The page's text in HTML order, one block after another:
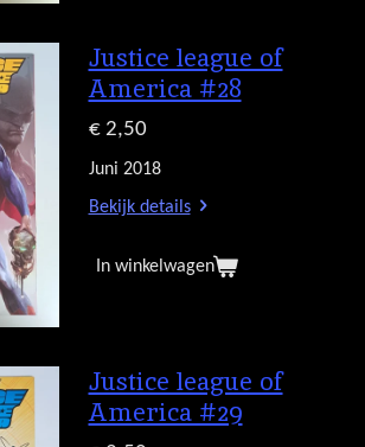
Justice league of
America #28
€ 2,50
Juni 2018
Bekijk details
In winkelwagen
Justice league of
America #29